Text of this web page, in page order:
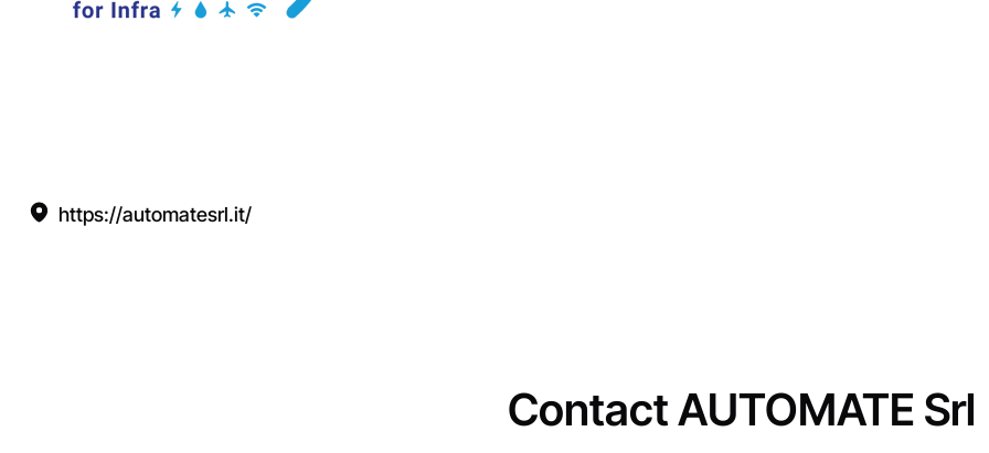
https://automatesrl.it/
Contact AUTOMATE Srl